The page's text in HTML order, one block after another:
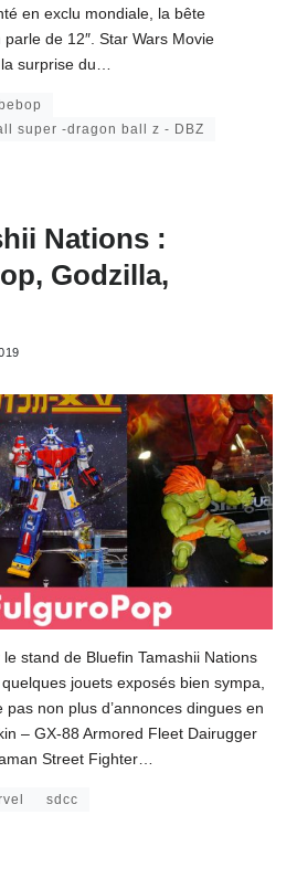
en exclu mondiale, la bête
de 12″. Star Wars Movie
surprise du…
super -dragon ball z - DBZ
Nations :
Godzilla,
stand de Bluefin Tamashii Nations
jouets exposés bien sympa,
non plus d’annonces dingues en
– GX-88 Armored Fleet Dairugger
Street Fighter…
sdcc